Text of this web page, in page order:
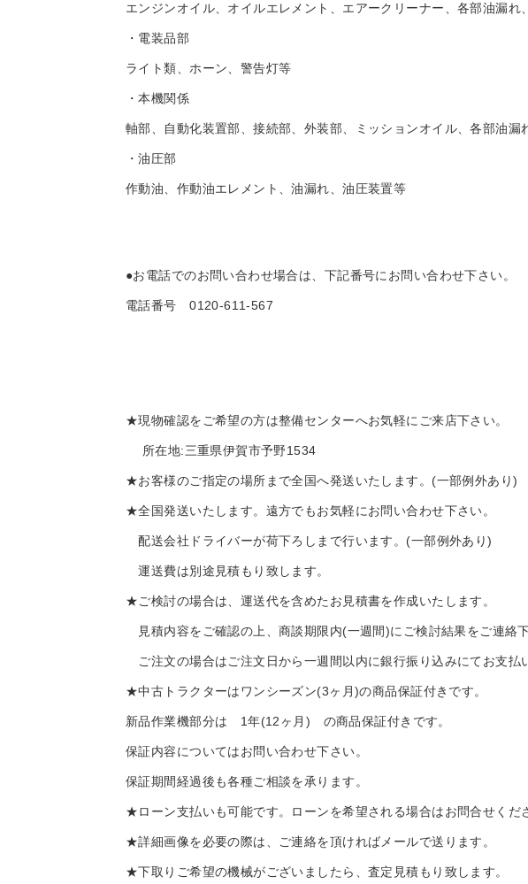
エンジンオイル、オイルエレメント、エアークリーナー、各部油漏
・電装品部
ライト類、ホーン、警告灯等
・本機関係
軸部、自動化装置部、接続部、外装部、ミッションオイル、各部油
・油圧部
作動油、作動油エレメント、油漏れ、油圧装置等
●お電話でのお問い合わせ場合は、下記番号にお問い合わせ下さい。
電話番号 0120-611-567
★現物確認をご希望の方は整備センターへお気軽にご来店下さい。
所在地:三重県伊賀市予野1534
★お客様のご指定の場所まで全国へ発送いたします。(一部例外あり)
★全国発送いたします。遠方でもお気軽にお問い合わせ下さい。
配送会社ドライバーが荷下ろしまで行います。(一部例外あり)
運送費は別途見積もり致します。
★ご検討の場合は、運送代を含めたお見積書を作成いたします。
見積内容をご確認の上、商談期限内(一週間)にご検討結果をご連絡下
ご注文の場合はご注文日から一週間以内に銀行振り込みにてお支払
★中古トラクターはワンシーズン(3ヶ月)の商品保証付きです。
新品作業機部分は 1年(12ヶ月) の商品保証付きです。
保証内容についてはお問い合わせ下さい。
保証期間経過後も各種ご相談を承ります。
★ローン支払いも可能です。ローンを希望される場合はお問合せくだ
★詳細画像を必要の際は、ご連絡を頂ければメールで送ります。
★下取りご希望の機械がございましたら、査定見積もり致します。